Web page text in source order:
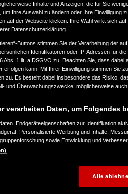
DURCH,
Vertrag
Motor Europe
Bracknell,
über die
(und alle
„App“).
App unterliegen
oder
Endbenutzer die
wird nicht von
der App.
Inhalte und Anzeigen, die für Sie
Ihre Auswahl zu ändern oder Ihre Einwilligung
auf der Webseite klicken. Ihre Wahl wirkt sich
Datenschutzerklärung.
Buttons stimmen Sie der Verarbeitung der
Identifikatoren oder IP-Adressen für
Abs. 1 lit. a DSGVO zu. Beachten Sie, dass dabei
kann. Mit Ihrer Einwilligung stimmen Sie
zu. Es besteht dabei insbesondere das Risiko,
und Überwachungszwecke, möglicherweise
verarbeiten Daten, um Folgendes
Endgeräteeigenschaften zur Identifikation
Personalisierte Werbung und Inhalte,
sowie Entwicklung und
Alle